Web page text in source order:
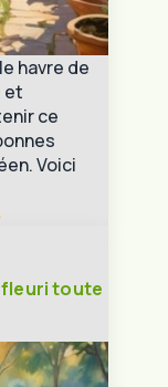
havre de
et
ce
Voici
fleuri toute